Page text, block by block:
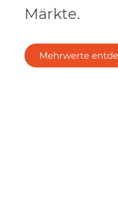
Märkte.
Mehrwerte